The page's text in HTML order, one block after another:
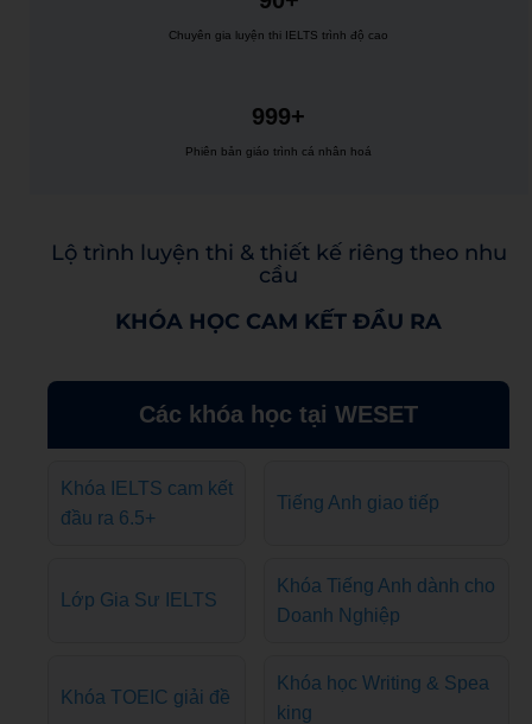
Chuyên gia luyện thi IELTS trình độ cao
999+
Phiên bản giáo trình cá nhân hoá
Lộ trình luyện thi & thiết kế riêng theo nhu
cầu
KHÓA HỌC CAM KẾT ĐẦU RA
Các khóa học tại WESET
Khóa IELTS cam kết
đầu ra 6.5+
Tiếng Anh giao tiếp
Lớp Gia Sư IELTS
Khóa Tiếng Anh dành cho
Doanh Nghiệp
Khóa TOEIC giải đề
Khóa học Writing & Spea
king